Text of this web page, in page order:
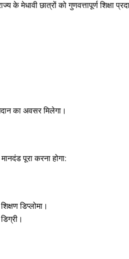
मेधावी छात्रों को गुणवत्तापूर्ण शिक्षा
का अवसर मिलेगा।
पूरा करना होगा:
डिप्लोमा।